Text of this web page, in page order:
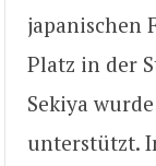
japanischen
Platz in der
Sekiya
unterstützt.